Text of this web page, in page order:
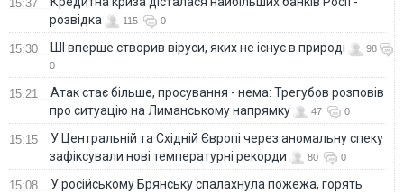
15:37
розвідка
115 0
15:30 ШІ вперше створив віруси, яких не існує в природі
98
0
15:21
Атак стає більше, просування - нема: Трегубов розповів
про ситуацію на Лиманському напрямку
47 0
15:15
У Центральній та Східній Європі через аномальну спеку
зафіксували нові температурні рекорди
80 0
15:08
У російському Брянську спалахнула пожежа, горять